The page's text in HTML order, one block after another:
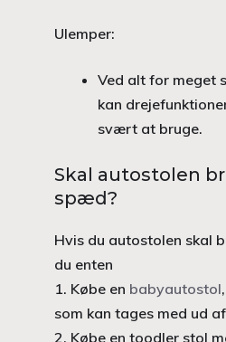
Ulemper:
Ved alt for meget
kan
svært at bruge.
Skal autostolen
spæd?
Hvis du autostolen skal
du enten
1. Købe en babyautostol
som kan tages med ud
2. Købe en toodler stol